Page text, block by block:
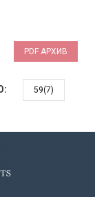
PDF АРХИВ
59(7)